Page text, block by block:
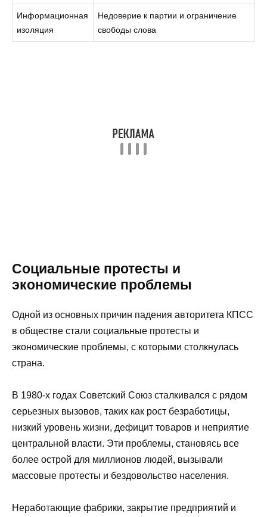
Информационная
изоляция
Недоверие к партии и ограничение
свободы слова
Социальные протесты и
экономические проблемы
Одной из основных причин падения авторитета КПСС
в обществе стали социальные протесты и
экономические проблемы, с которыми столкнулась
страна.
В 1980-х годах Советский Союз сталкивался с рядом
серьезных вызовов, таких как рост безработицы,
низкий уровень жизни, дефицит товаров и неприятие
центральной власти. Эти проблемы, становясь все
более острой для миллионов людей, вызывали
массовые протесты и бездовольство населения.
Неработающие фабрики, закрытие предприятий и